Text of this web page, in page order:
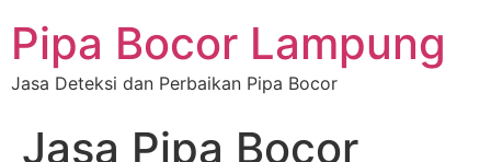
Pipa Bocor Lampung
Jasa Deteksi dan Perbaikan Pipa Bocor
Jasa Pipa Bocor